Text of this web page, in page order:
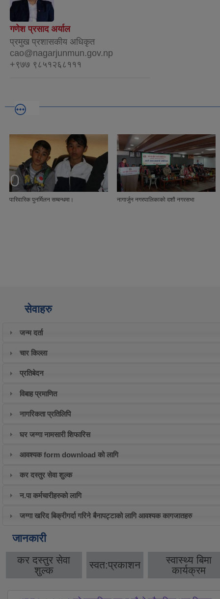
गणेश प्रसाद अर्याल
प्रमुख प्रशासकीय अधिकृत
cao@nagarjunmun.gov.np
+९७७ ९८५१२६८१११
नागार्जुन नगरपालिकाको दशौ नगरसभा
यस नागार्जुन नगरपालिका अन्तर्गत हाल वडा नं ७
सेवाहरु
जन्म दर्ता
चार किल्ला
प्रतिबेदन
विबाह प्रमाणित
नागरिकता प्रतिलिपि
घर जग्गा नामसारी शिफारिस
आवश्यक form download को लागि
कर दस्तुर सेवा शुल्क
न.पा कर्मचारीहरुको लागि
जग्गा खरिद बिक्रीगर्दा गरिने बैनापट्टाको लागि आवश्यक कागजातहरु
जानकारी
कर दस्तुर सेवा
शुल्क
स्वत:प्रकाशन
स्वास्थ्य बिमा
कार्यक्रम